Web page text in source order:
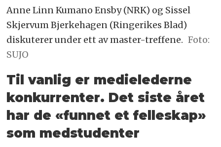
Anne Linn Kumano Ensby (NRK) og Sissel
Skjervum Bjerkehagen (Ringerikes Blad)
diskuterer under ett av master-treffene. Foto:
SUJO
Til vanlig er medielederne
konkurrenter. Det siste året
har de «funnet et felleskap»
som medstudenter